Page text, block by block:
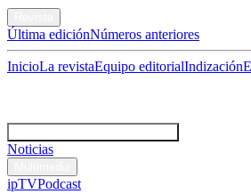
Última ediciónNúmeros anteriores
InicioLa revistaEquipo editorialIndización
Noticias
ipTVPodcast